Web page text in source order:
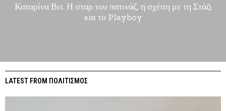
Καταρίνα Βιτ. Η σταρ του πατινάζ, η σχέση με τη Στάζι
και το Playboy
LATEST FROM ΠΟΛΙΤΙΣΜΟΣ